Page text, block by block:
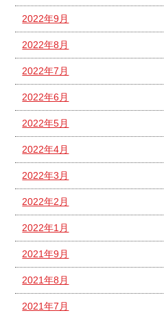
2022年9月
2022年8月
2022年7月
2022年6月
2022年5月
2022年4月
2022年3月
2022年2月
2022年1月
2021年9月
2021年8月
2021年7月